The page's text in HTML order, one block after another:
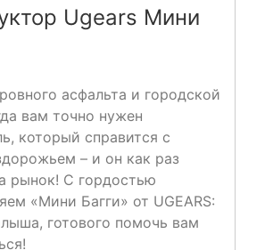
Ugears Мини
асфальта и городской
вам точно нужен
который справится с
– и он как раз
рынок! С гордостью
«Мини Багги» от UGEARS:
готового помочь вам